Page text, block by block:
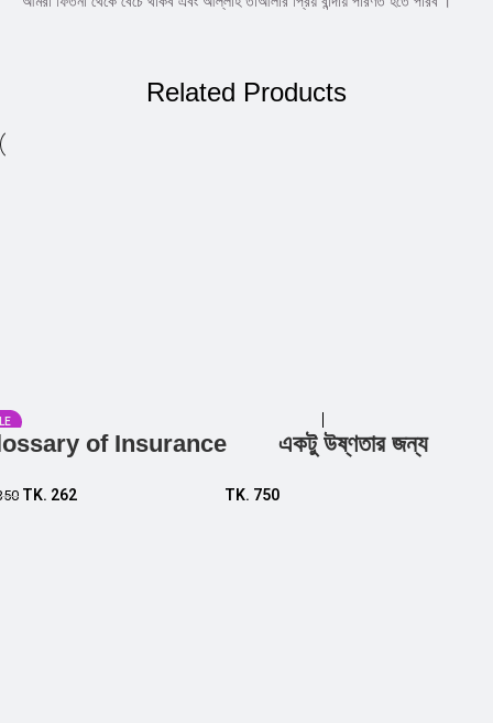
Related Products
of Insurance
TK. 262
Add to cart
একটু উষ্ণতার জন্য
TK. 750